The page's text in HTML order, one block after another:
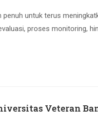
penuh untuk terus
proses monitoring,
Veteran